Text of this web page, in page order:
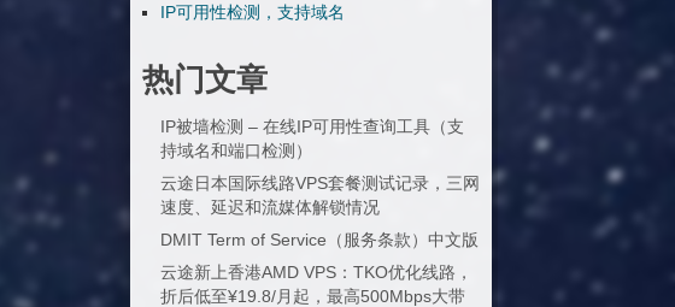
IP可用性检测，支持域名
热门文章
IP被墙检测 – 在线IP可用性查询工具（支
持域名和端口检测）
云途日本国际线路VPS套餐测试记录，三网
速度、延迟和流媒体解锁情况
DMIT Term of Service（服务条款）中文版
云途新上香港AMD VPS：TKO优化线路，
折后低至¥19.8/月起，最高500Mbps大带